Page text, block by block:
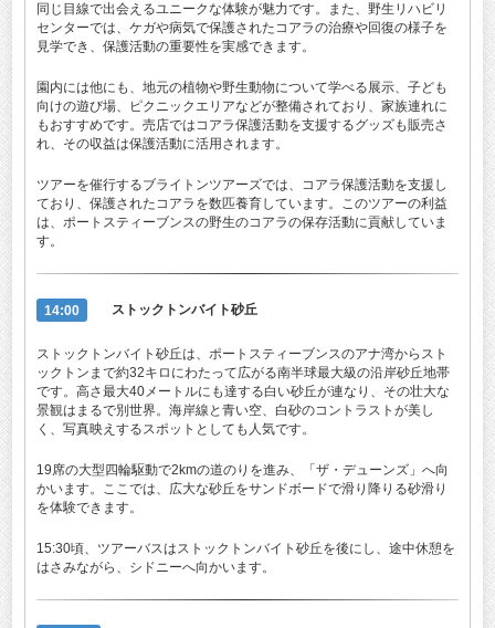
同じ目線で出会えるユニークな体験が魅力です。また、野生リハビリ
センターでは、ケガや病気で保護されたコアラの治療や回復の様子を
見学でき、保護活動の重要性を実感できます。
園内には他にも、地元の植物や野生動物について学べる展示、子ども
向けの遊び場、ピクニックエリアなどが整備されており、家族連れに
もおすすめです。売店ではコアラ保護活動を支援するグッズも販売さ
れ、その収益は保護活動に活用されます。
ツアーを催行するブライトンツアーズでは、コアラ保護活動を支援し
ており、保護されたコアラを数匹養育しています。このツアーの利益
は、ポートスティーブンスの野生のコアラの保存活動に貢献していま
す。
14:00 ストックトンバイト砂丘
ストックトンバイト砂丘は、ポートスティーブンスのアナ湾からスト
ックトンまで約32キロにわたって広がる南半球最大級の沿岸砂丘地帯
です。高さ最大40メートルにも達する白い砂丘が連なり、その壮大な
景観はまるで別世界。海岸線と青い空、白砂のコントラストが美し
く、写真映えするスポットとしても人気です。
19席の大型四輪駆動で2kmの道のりを進み、「ザ・デューンズ」へ向
かいます。ここでは、広大な砂丘をサンドボードで滑り降りる砂滑り
を体験できます。
15:30頃、ツアーバスはストックトンバイト砂丘を後にし、途中休憩を
はさみながら、シドニーへ向かいます。